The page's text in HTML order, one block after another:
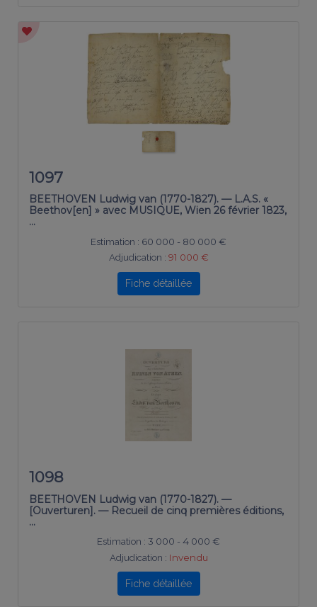
1097
BEETHOVEN Ludwig van (1770-1827). — L.A.S. «
Beethov[en] » avec MUSIQUE, Wien 26 février 1823,
…
Estimation : 60 000 - 80 000 €
Adjudication : 91 000 €
Fiche détaillée
1098
BEETHOVEN Ludwig van (1770-1827). —
[Ouverturen]. — Recueil de cinq premières éditions,
…
Estimation : 3 000 - 4 000 €
Adjudication : Invendu
Fiche détaillée